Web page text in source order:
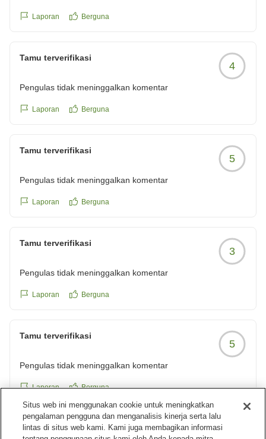
https://review.travel.rakuten.co.jp/hotel/voice/31166?
Laporan Berguna
Tamu terverifikasi
4
Pengulas tidak meninggalkan komentar
Laporan Berguna
Tamu terverifikasi
5
Pengulas tidak meninggalkan komentar
Laporan Berguna
Tamu terverifikasi
3
Pengulas tidak meninggalkan komentar
Laporan Berguna
Tamu terverifikasi
5
Pengulas tidak meninggalkan komentar
Laporan Berguna
Tamu terverifikasi
Situs web ini menggunakan cookie untuk meningkatkan
pengalaman pengguna dan menganalisis kinerja serta lalu
lintas di situs web kami. Kami juga membagikan informasi